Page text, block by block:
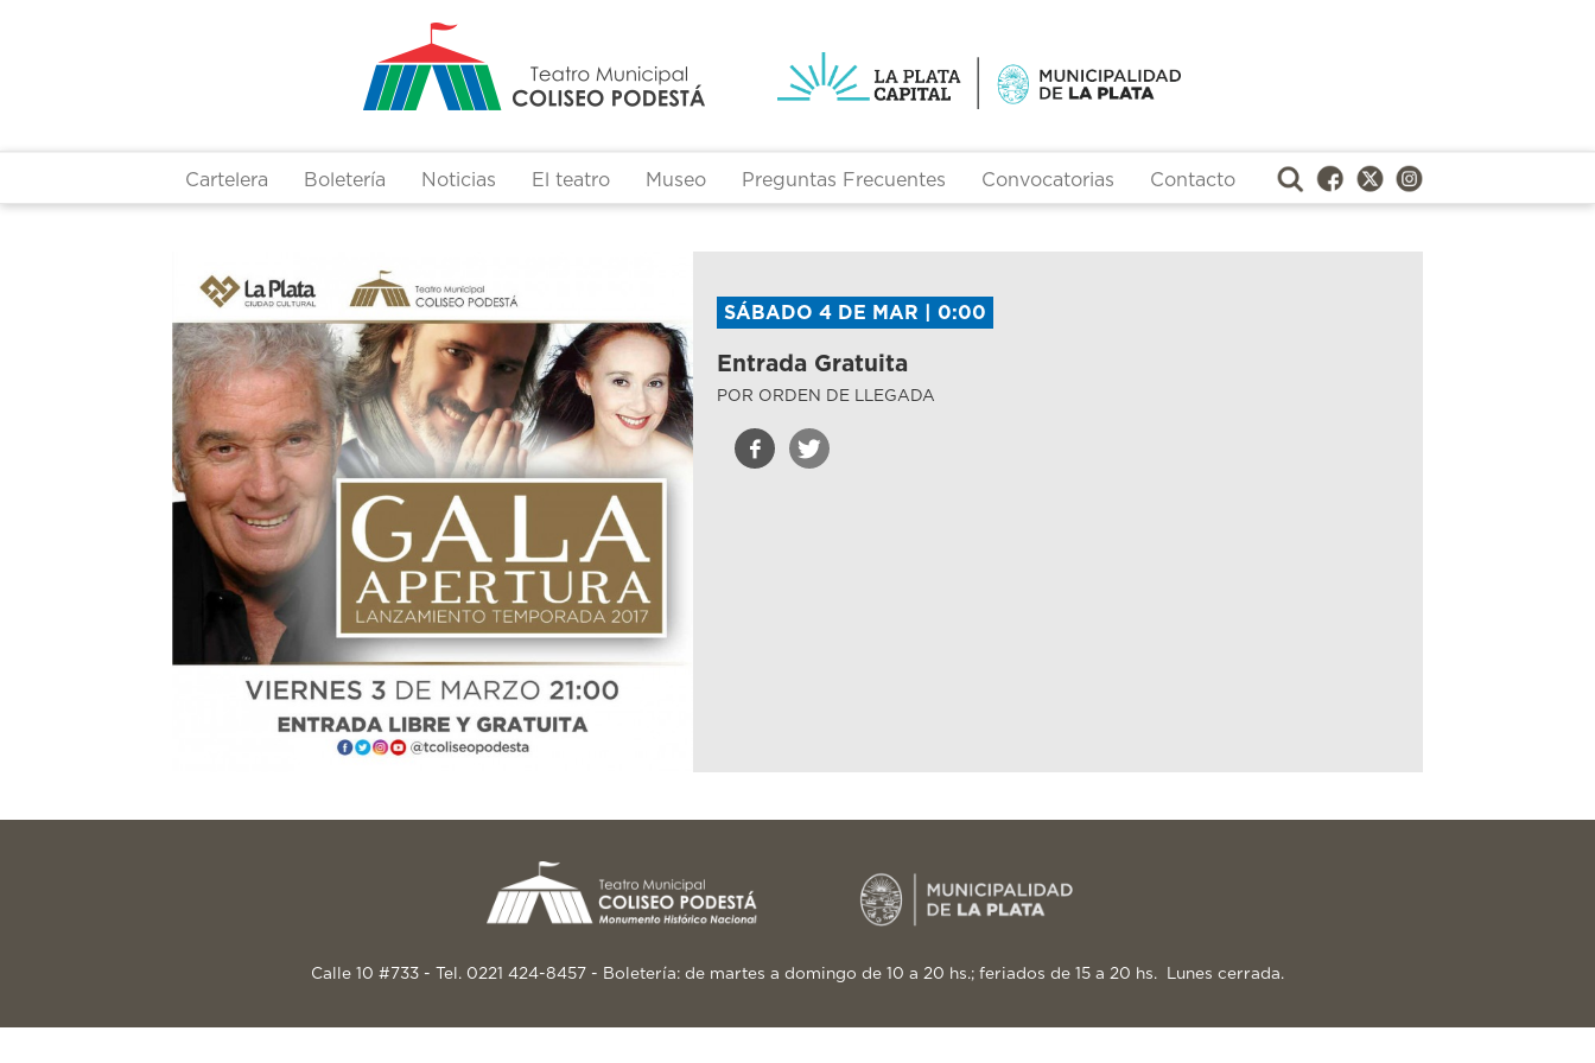
Cartelera Boletería Noticias El teatro Museo Preguntas Frecuentes Convocatorias Contacto
SÁBADO 4 DE MAR | 0:00
Entrada Gratuita
POR ORDEN DE LLEGADA
Calle 10 #733 - Tel. 0221 424-8457 - Boletería: de martes a domingo de 10 a 20 hs.; feriados de 15 a 20 hs. Lunes cerrada.